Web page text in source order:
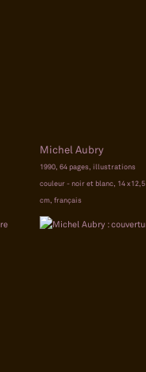
Michel Aubry
1990, 64 pages, illustrations
couleur - noir et blanc, 14 x12,5
cm, français